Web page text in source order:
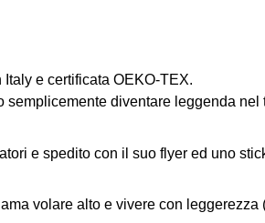
e certificata OEKO-TEX.
semplicemente diventare leggenda nel
e spedito con il suo flyer ed uno
volare alto e vivere con